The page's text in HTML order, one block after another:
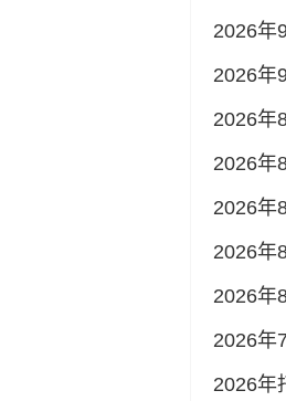
2026年
2026年
2026年
2026年
2026年
2026年
2026年
2026年
2026年